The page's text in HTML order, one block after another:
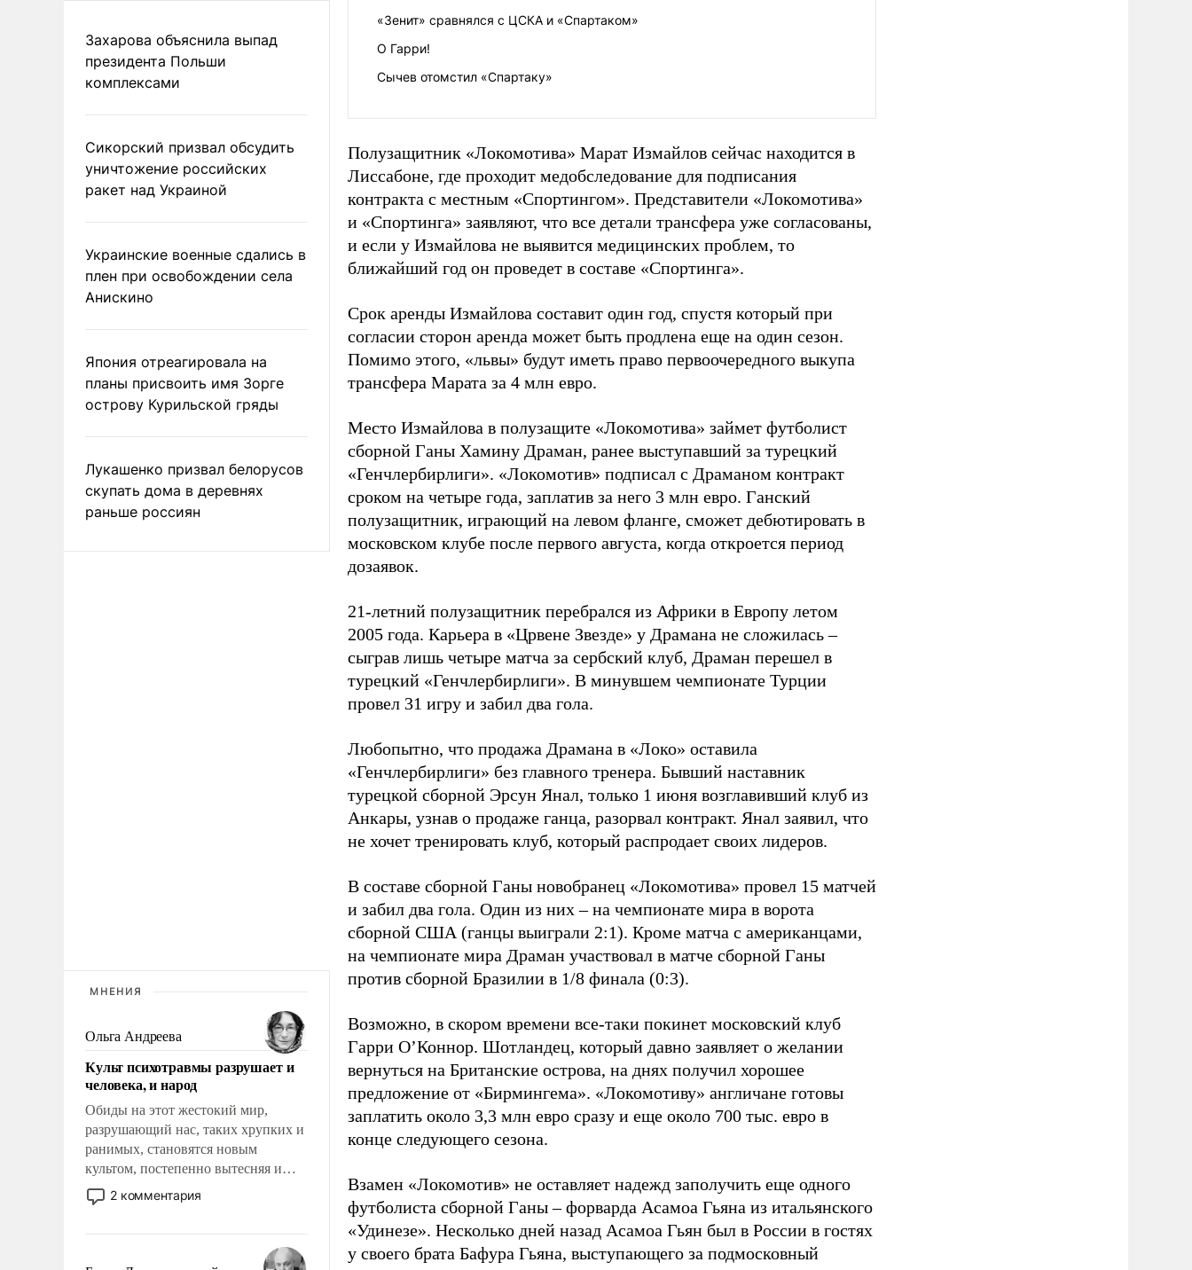
Захарова объяснила выпад
президента Польши
комплексами
Сикорский призвал обсудить
уничтожение российских
ракет над Украиной
Украинские военные сдались в
плен при освобождении села
Анискино
Япония отреагировала на
планы присвоить имя Зорге
острову Курильской гряды
Лукашенко призвал белорусов
скупать дома в деревнях
раньше россиян
МНЕНИЯ
Ольга Андреева
Культ психотравмы разрушает и
человека, и народ
Обиды на этот жестокий мир,
разрушающий нас, таких хрупких и
ранимых, становятся новым
культом, постепенно вытесняя и
отменяя традиционное требование к
человеку – быть мужественным и
на себя ответственность, помогать
слабым, идти вперед и
2 комментария
«Зенит» сравнялся с ЦСКА и «Спартаком»
О Гарри!
Сычев отомстил «Спартаку»
Полузащитник «Локомотива» Марат Измайлов сейчас находится в
Лиссабоне, где проходит медобследование для подписания
контракта с местным «Спортингом». Представители «Локомотива»
и «Спортинга» заявляют, что все детали трансфера уже согласованы,
и если у Измайлова не выявится медицинских проблем, то
ближайший год он проведет в составе «Спортинга».
Срок аренды Измайлова составит один год, спустя который при
согласии сторон аренда может быть продлена еще на один сезон.
Помимо этого, «львы» будут иметь право первоочередного выкупа
трансфера Марата за 4 млн евро.
Место Измайлова в полузащите «Локомотива» займет футболист
сборной Ганы Хамину Драман, ранее выступавший за турецкий
«Генчлербирлиги». «Локомотив» подписал с Драманом контракт
сроком на четыре года, заплатив за него 3 млн евро. Ганский
полузащитник, играющий на левом фланге, сможет дебютировать в
московском клубе после первого августа, когда откроется период
дозаявок.
21-летний полузащитник перебрался из Африки в Европу летом
2005 года. Карьера в «Црвене Звезде» у Драмана не сложилась –
сыграв лишь четыре матча за сербский клуб, Драман перешел в
турецкий «Генчлербирлиги». В минувшем чемпионате Турции
провел 31 игру и забил два гола.
Любопытно, что продажа Драмана в «Локо» оставила
«Генчлербирлиги» без главного тренера. Бывший наставник
турецкой сборной Эрсун Янал, только 1 июня возглавивший клуб из
Анкары, узнав о продаже ганца, разорвал контракт. Янал заявил, что
не хочет тренировать клуб, который распродает своих лидеров.
В составе сборной Ганы новобранец «Локомотива» провел 15 матчей
и забил два гола. Один из них – на чемпионате мира в ворота
сборной США (ганцы выиграли 2:1). Кроме матча с американцами,
на чемпионате мира Драман участвовал в матче сборной Ганы
против сборной Бразилии в 1/8 финала (0:3).
Возможно, в скором времени все-таки покинет московский клуб
Гарри О’Коннор. Шотландец, который давно заявляет о желании
вернуться на Британские острова, на днях получил хорошее
предложение от «Бирмингема». «Локомотиву» англичане готовы
заплатить около 3,3 млн евро сразу и еще около 700 тыс. евро в
конце следующего сезона.
Взамен «Локомотив» не оставляет надежд заполучить еще одного
футболиста сборной Ганы – форварда Асамоа Гьяна из итальянского
«Удинезе». Несколько дней назад Асамоа Гьян был в России в гостях
у своего брата Бафура Гьяна, выступающего за подмосковный